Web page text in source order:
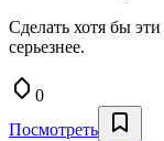
Сделать хотя бы
серьезнее.
0
Посмотреть